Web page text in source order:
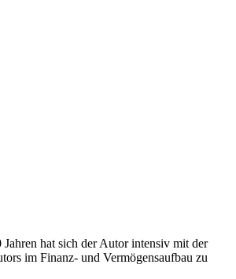
hat sich der Autor intensiv mit der
im Finanz- und Vermögensaufbau zu